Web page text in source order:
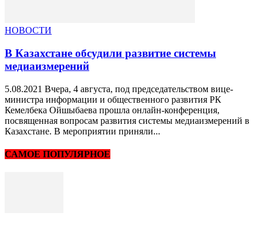
НОВОСТИ
В Казахстане обсудили развитие системы
медиаизмерений
5.08.2021 Вчера, 4 августа, под председательством вице-
министра информации и общественного развития РК
Кемелбека Ойшыбаева прошла онлайн-конференция,
посвященная вопросам развития системы медиаизмерений в
Казахстане. В мероприятии приняли...
САМОЕ ПОПУЛЯРНОЕ